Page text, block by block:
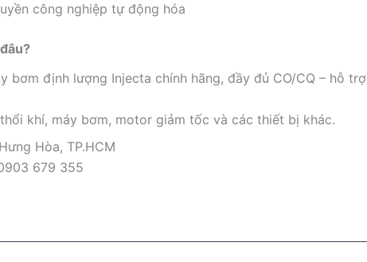
công nghiệp tự động hóa
bơm định lượng Injecta chính hãng, đầy đủ CO/CQ – hỗ
khí, máy bơm, motor giảm tốc và các thiết bị khác.
Hòa, TP.HCM
679 355